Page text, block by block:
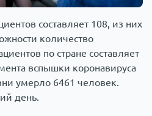
составляет 108, из них
количество
по стране составляет
вспышки коронавируса
умерло 6461 человек.
день.